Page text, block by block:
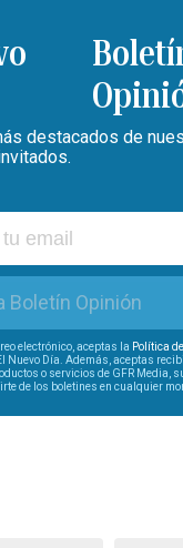
destacados de
Boletín Opinión
electrónico, aceptas la Política
Nuevo Día. Además, aceptas
o servicios de GFR Media,
de los boletines en cualquier